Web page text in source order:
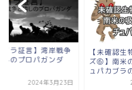
イラ証言】湾岸戦争
しのプロパガンダ
2024年3月23日
【未確認生
ズ⑥】南米
ュパカブラ